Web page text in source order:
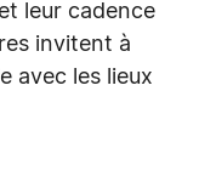
leur cadence
invitent à
avec les lieux